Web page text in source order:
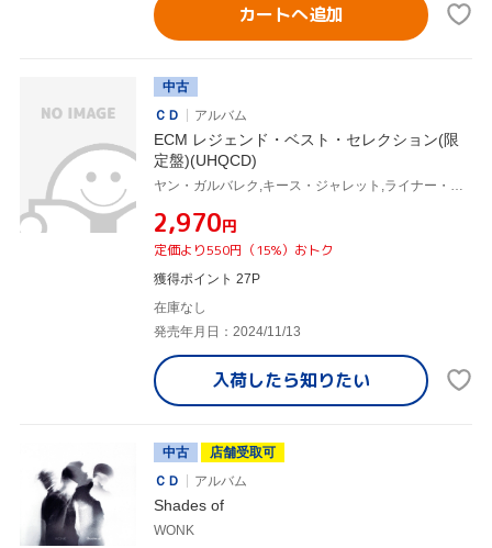
カートへ追加
中古
ＣＤ
アルバム
ECM レジェンド・ベスト・セレクション(限
定盤)(UHQCD)
¥2,970円
定価より550円（15%）おトク
獲得ポイント 27P
在庫なし
発売年月日：2024/11/13
入荷したら知りたい
中古
店舗受取可
ＣＤ
アルバム
Shades of
WONK